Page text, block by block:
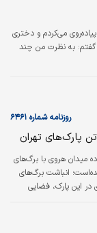
افزایش کیفی
سخت و
می‌کردم و دختری
گفتم: به نظرت من چند
روزنامه شماره ۶۴۶۱
پارک‌های تهران
میدان هروی با برگ‌‌‌‌‌‌های
انباشت برگ‌‌‌‌‌‌های
در این پارک، فضایی